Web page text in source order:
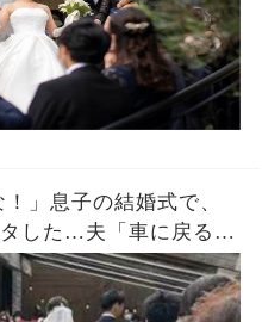
」息子の結婚式で、
した…夫「車に戻る
哀れんでいたが真実が
った…